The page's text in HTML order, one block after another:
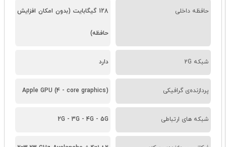
حافظه داخلی 128 گیگابایت (بدون امکان افزایش
حافظه)
شبکه 2G دارد
پردازنده‌ی گرافیکی Apple GPU (4 - core graphics)
شبکه های ارتباطی 2G - 3G - 4G - 5G